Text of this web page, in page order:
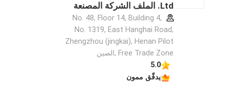
Ltd. الملف الشركة المصنعة
No. 48, Floor 14, Building 4,
No. 1319, East Hanghai Road,
Zhengzhou (jingkai), Henan Pilot
Free Trade Zone ,الصين
5.0
يدقّق ممون